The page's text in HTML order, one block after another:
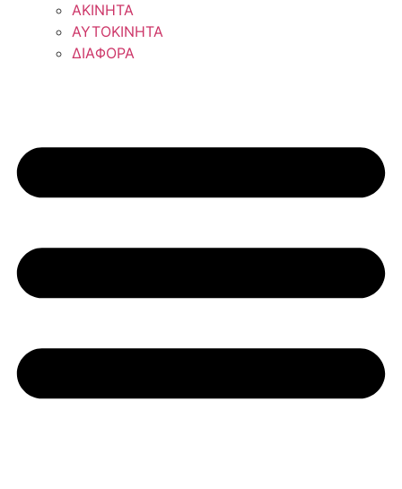
ΑΚΙΝΗΤΑ
ΑΥΤΟΚΙΝΗΤΑ
ΔΙΑΦΟΡΑ